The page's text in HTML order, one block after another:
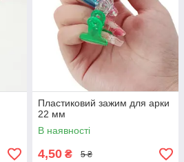
Пластиковий зажим для арки
22 мм
В наявності
4,50 ₴ 5 ₴